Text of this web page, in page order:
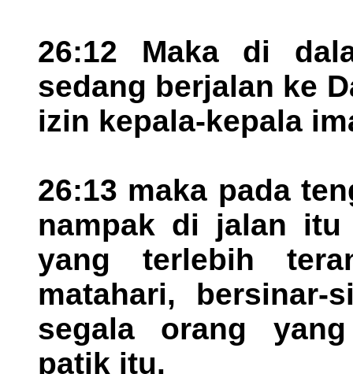
26:12 Maka di
sedang berjalan ke
izin kepala-kepala
26:13 maka pada
nampak di jalan
yang terlebih
matahari,
segala orang
patik itu.